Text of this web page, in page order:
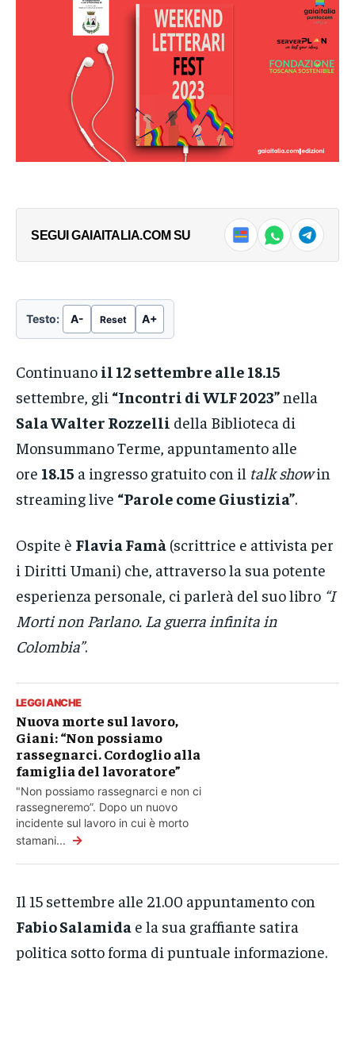
SEGUI GAIAITALIA.COM SU
Testo: A- Reset A+
Continuano il 12 settembre alle 18.15
settembre, gli “Incontri di WLF 2023”nella
Sala Walter Rozzelli della Biblioteca di
Monsummano Terme, appuntamento alle
ore 18.15 a ingresso gratuito con il talk showin
streaming live “Parole come Giustizia”.
Ospite è Flavia Famà (scrittrice e attivista per
i Diritti Umani) che, attraverso la sua potente
esperienza personale, ci parlerà del suo libro “I
Morti non Parlano. La guerra infinita in
Colombia”.
LEGGI ANCHE
Nuova morte sul lavoro,
Giani: “Non possiamo
rassegnarci. Cordoglio alla
famiglia del lavoratore”
"Non possiamo rassegnarci e non ci
rassegneremo”. Dopo un nuovo
incidente sul lavoro in cui è morto
stamani... →
Il 15 settembre alle 21.00 appuntamento con
Fabio Salamida e la sua graffiante satira
politica sotto forma di puntuale informazione.